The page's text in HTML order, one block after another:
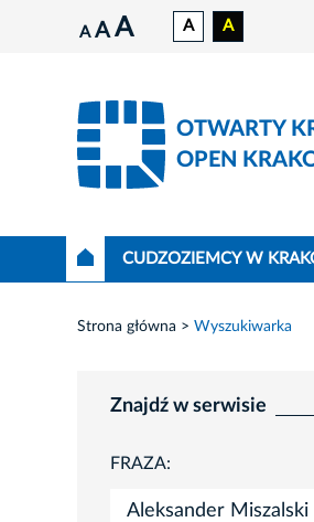
A A A A A
OTWARTY
OPEN
CUDZOZIEMCY W
Strona główna Wyszukiwarka
Znajdź w serwisie
FRAZA: